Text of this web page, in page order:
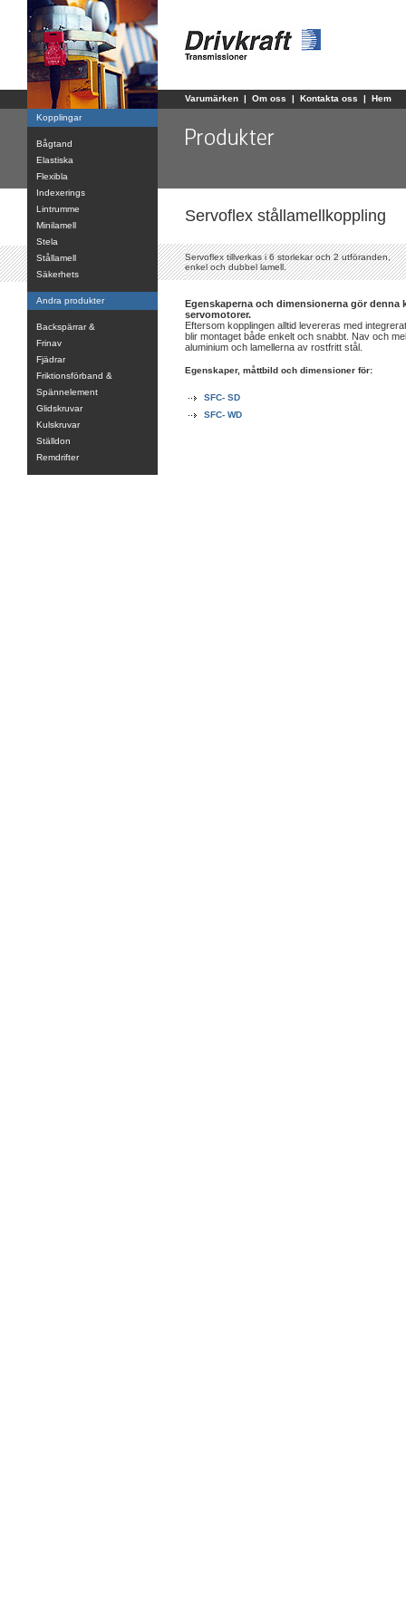
Varumärken | Om oss | Kontakta oss | Hem
Kopplingar
Bågtand
Elastiska
Flexibla
Indexerings
Lintrumme
Minilamell
Stela
Stållamell
Säkerhets
Andra produkter
Backspärrar &
Frinav
Fjädrar
Friktionsförband &
Spännelement
Glidskruvar
Kulskruvar
Ställdon
Remdrifter
Servoflex stållamellkoppling
Servoflex tillverkas i 6 storlekar och 2 utföranden,
enkel och dubbel lamell.
Egenskaperna och dimensionerna gör
servomotorer.
Eftersom kopplingen alltid levereras med
blir montaget både enkelt och snabbt. Nav och
aluminium och lamellerna av rostfritt stål.
Egenskaper, måttbild och dimensioner för:
SFC- SD
SFC- WD